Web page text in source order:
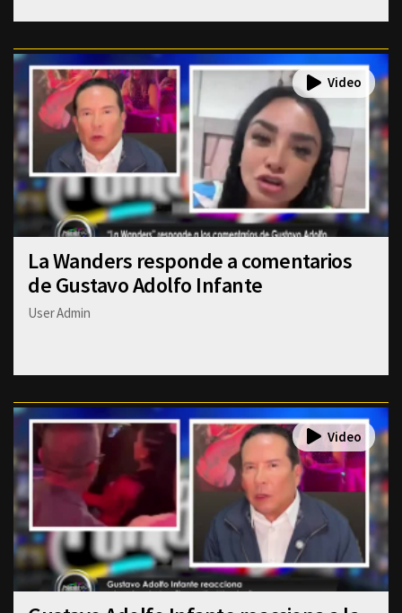
La Wanders responde a comentarios
de Gustavo Adolfo Infante
User Admin